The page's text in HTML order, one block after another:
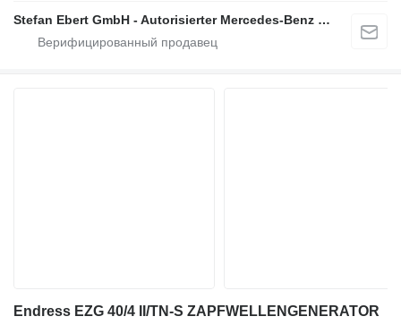
Stefan Ebert GmbH - Autorisierter Mercedes-Benz Servicepartner
Endress EZG 40/4 II/TN-S ZAPFWELLENGENERATOR